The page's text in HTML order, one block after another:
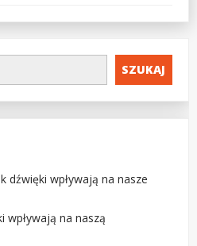
SZUKAJ
dźwięki wpływają na nasze
wpływają na naszą